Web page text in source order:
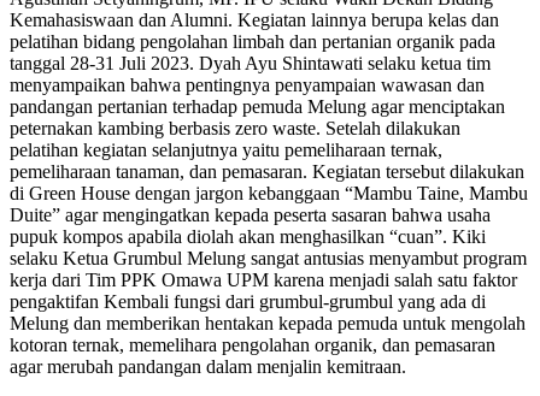
Kemahasiswaan dan Alumni. Kegiatan lainnya berupa kelas dan
pelatihan bidang pengolahan limbah dan pertanian organik pada
tanggal 28-31 Juli 2023. Dyah Ayu Shintawati selaku ketua tim
menyampaikan bahwa pentingnya penyampaian wawasan dan
pandangan pertanian terhadap pemuda Melung agar menciptakan
peternakan kambing berbasis zero waste. Setelah dilakukan
pelatihan kegiatan selanjutnya yaitu pemeliharaan ternak,
pemeliharaan tanaman, dan pemasaran. Kegiatan tersebut dilakukan
di Green House dengan jargon kebanggaan “Mambu Taine, Mambu
Duite” agar mengingatkan kepada peserta sasaran bahwa usaha
pupuk kompos apabila diolah akan menghasilkan “cuan”. Kiki
selaku Ketua Grumbul Melung sangat antusias menyambut program
kerja dari Tim PPK Omawa UPM karena menjadi salah satu faktor
pengaktifan Kembali fungsi dari grumbul-grumbul yang ada di
Melung dan memberikan hentakan kepada pemuda untuk mengolah
kotoran ternak, memelihara pengolahan organik, dan pemasaran
agar merubah pandangan dalam menjalin kemitraan.